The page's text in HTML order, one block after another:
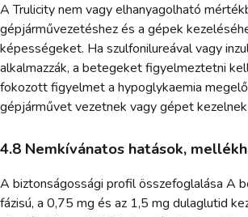
A Trulicity nem vagy elhanyagolható
gépjárművezetéshez és a gépek
képességeket. Ha szulfonilureával vagy
alkalmazzák, a betegeket figyelmeztetni
fokozott figyelmet a hypoglykaemia
gépjárművet vezetnek vagy gépet
4.8 Nemkívánatos hatások,
A biztonságossági profil összefoglalása A
fázisú, a 0,75 mg és az 1,5 mg dulaglutid